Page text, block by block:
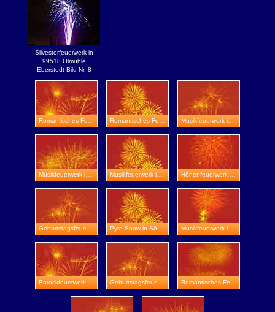
Silvesterfeuerwerk in
99518 Ölmühle
Eberstedt Bild Nr. 8